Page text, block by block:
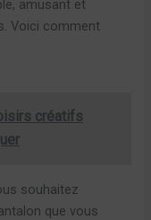
amusant et
Voici comment
créatifs
souhaitez
que vous